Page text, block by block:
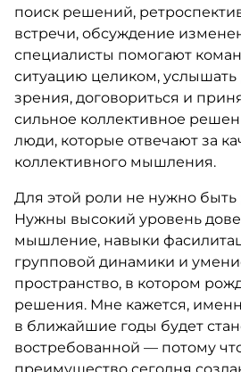
поиск решений,
встречи, обсуждение
специалисты помогают
ситуацию целиком, услышать
зрения, договориться и
сильное коллективное
люди, которые отвечают за
коллективного мышления.
Для этой роли не нужно быть
Нужны высокий уровень
мышление, навыки
групповой динамики и
пространство, в котором
решения. Мне кажется,
в ближайшие годы будет
востребованной — потому
преимущество сегодня